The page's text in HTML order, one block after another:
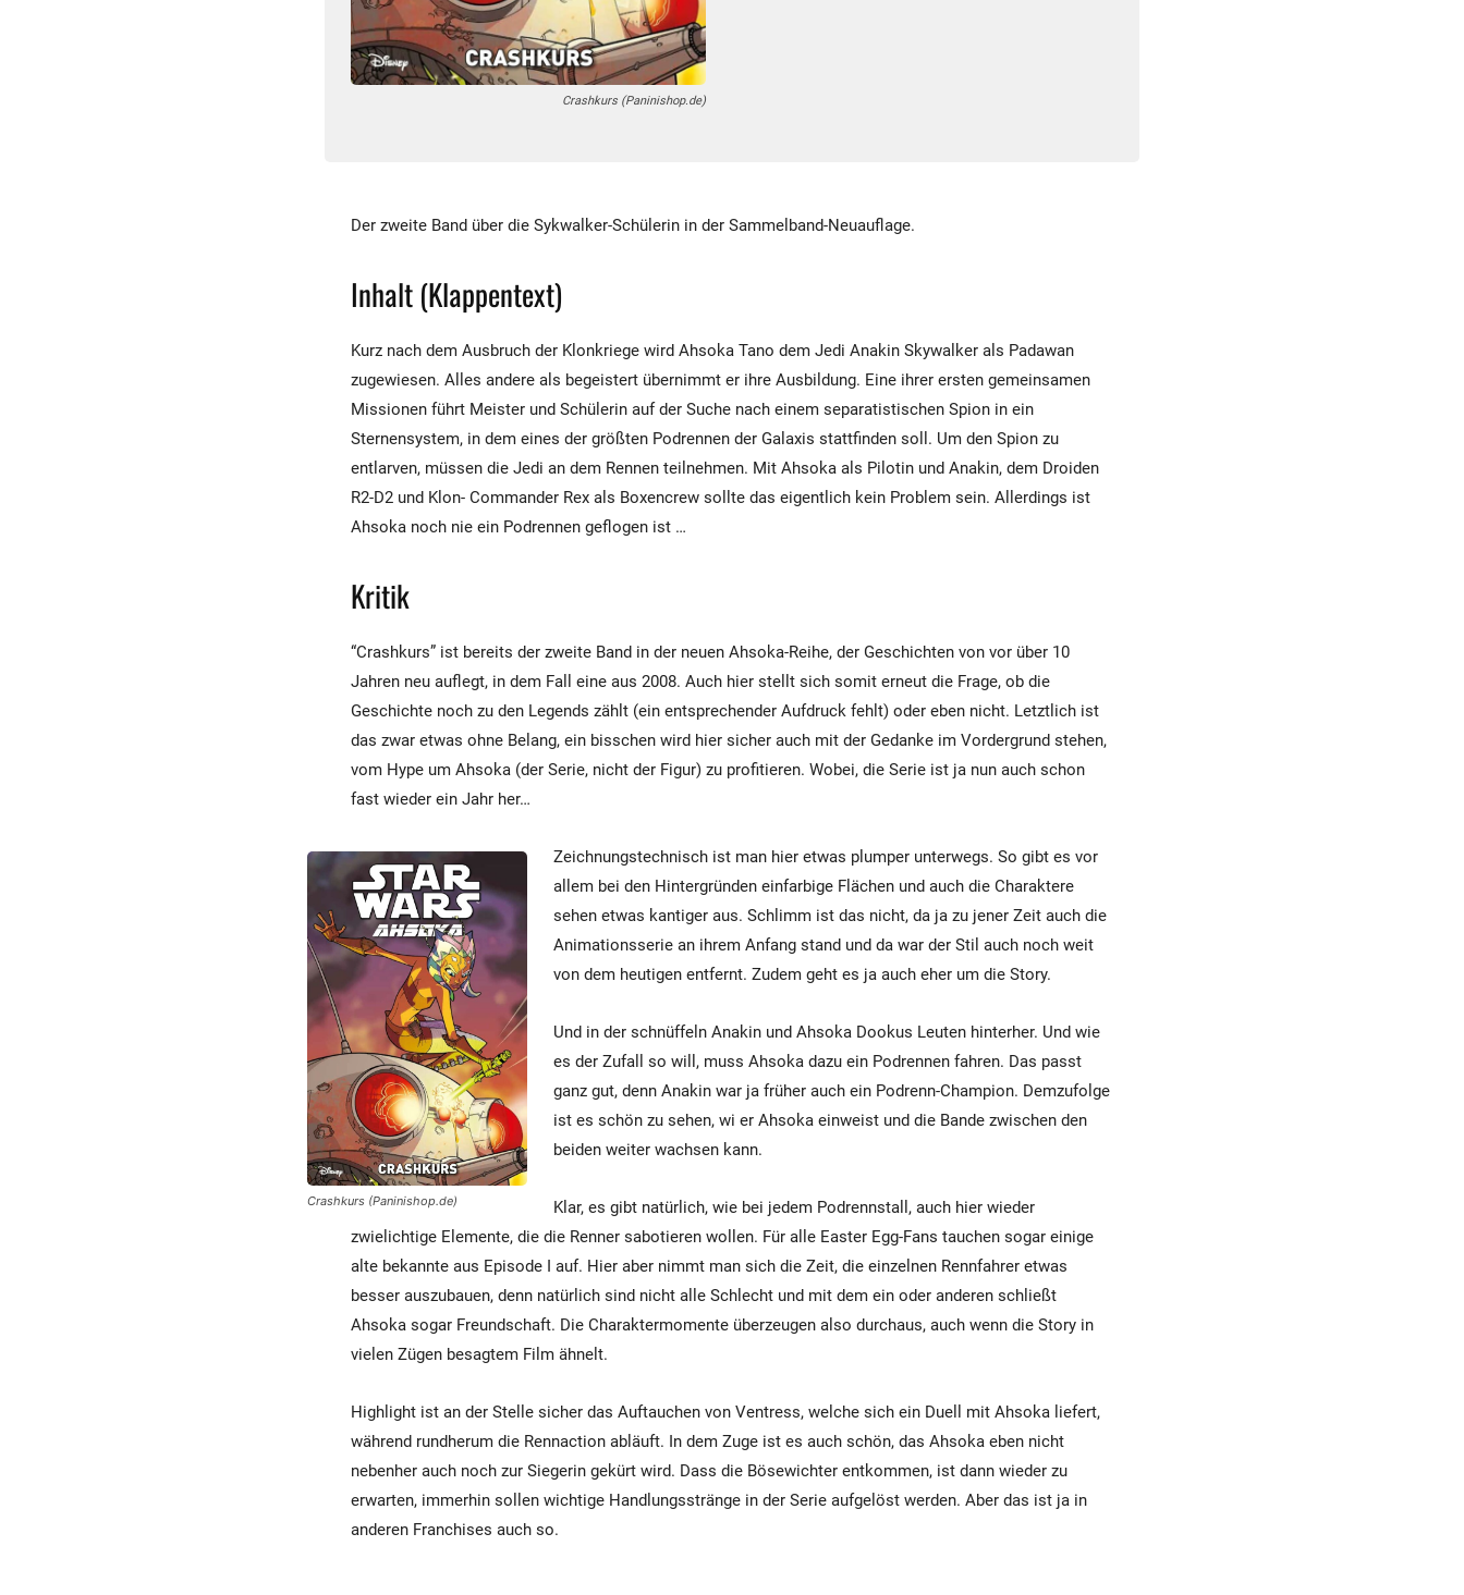
Crashkurs (Paninishop.de)
Der zweite Band über die Sykwalker-Schülerin in der Sammelband-Neuauflage.
Inhalt (Klappentext)
Kurz nach dem Ausbruch der Klonkriege wird Ahsoka Tano dem Jedi Anakin Skywalker als Padawan
zugewiesen. Alles andere als begeistert übernimmt er ihre Ausbildung. Eine ihrer ersten gemeinsamen
Missionen führt Meister und Schülerin auf der Suche nach einem separatistischen Spion in ein
Sternensystem, in dem eines der größten Podrennen der Galaxis stattfinden soll. Um den Spion zu
entlarven, müssen die Jedi an dem Rennen teilnehmen. Mit Ahsoka als Pilotin und Anakin, dem Droiden
R2-D2 und Klon- Commander Rex als Boxencrew sollte das eigentlich kein Problem sein. Allerdings ist
Ahsoka noch nie ein Podrennen geflogen ist …
Kritik
“Crashkurs” ist bereits der zweite Band in der neuen Ahsoka-Reihe, der Geschichten von vor über 10
Jahren neu auflegt, in dem Fall eine aus 2008. Auch hier stellt sich somit erneut die Frage, ob die
Geschichte noch zu den Legends zählt (ein entsprechender Aufdruck fehlt) oder eben nicht. Letztlich ist
das zwar etwas ohne Belang, ein bisschen wird hier sicher auch mit der Gedanke im Vordergrund stehen,
vom Hype um Ahsoka (der Serie, nicht der Figur) zu profitieren. Wobei, die Serie ist ja nun auch schon
fast wieder ein Jahr her…
Crashkurs (Paninishop.de)
Zeichnungstechnisch ist man hier etwas plumper unterwegs. So gibt es vor
allem bei den Hintergründen einfarbige Flächen und auch die Charaktere
sehen etwas kantiger aus. Schlimm ist das nicht, da ja zu jener Zeit auch die
Animationsserie an ihrem Anfang stand und da war der Stil auch noch weit
von dem heutigen entfernt. Zudem geht es ja auch eher um die Story.
Und in der schnüffeln Anakin und Ahsoka Dookus Leuten hinterher. Und wie
es der Zufall so will, muss Ahsoka dazu ein Podrennen fahren. Das passt
ganz gut, denn Anakin war ja früher auch ein Podrenn-Champion. Demzufolge
ist es schön zu sehen, wi er Ahsoka einweist und die Bande zwischen den
beiden weiter wachsen kann.
Klar, es gibt natürlich, wie bei jedem Podrennstall, auch hier wieder
zwielichtige Elemente, die die Renner sabotieren wollen. Für alle Easter Egg-Fans tauchen sogar einige
alte bekannte aus Episode I auf. Hier aber nimmt man sich die Zeit, die einzelnen Rennfahrer etwas
besser auszubauen, denn natürlich sind nicht alle Schlecht und mit dem ein oder anderen schließt
Ahsoka sogar Freundschaft. Die Charaktermomente überzeugen also durchaus, auch wenn die Story in
vielen Zügen besagtem Film ähnelt.
Highlight ist an der Stelle sicher das Auftauchen von Ventress, welche sich ein Duell mit Ahsoka liefert,
während rundherum die Rennaction abläuft. In dem Zuge ist es auch schön, das Ahsoka eben nicht
nebenher auch noch zur Siegerin gekürt wird. Dass die Bösewichter entkommen, ist dann wieder zu
erwarten, immerhin sollen wichtige Handlungsstränge in der Serie aufgelöst werden. Aber das ist ja in
anderen Franchises auch so.